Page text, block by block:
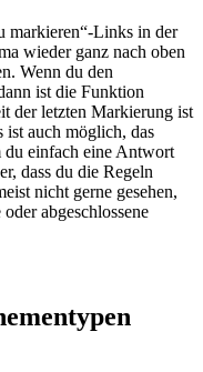
markieren“-Links in der
wieder ganz nach oben
Wenn du den
ist die Funktion
der letzten Markierung ist
ist auch möglich, das
du einfach eine Antwort
dass du die Regeln
nicht gerne gesehen,
abgeschlossene